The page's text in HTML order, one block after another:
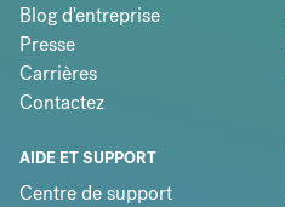
Blog d'entreprise
Presse
Carrières
Contactez
AIDE ET SUPPORT
Centre de support